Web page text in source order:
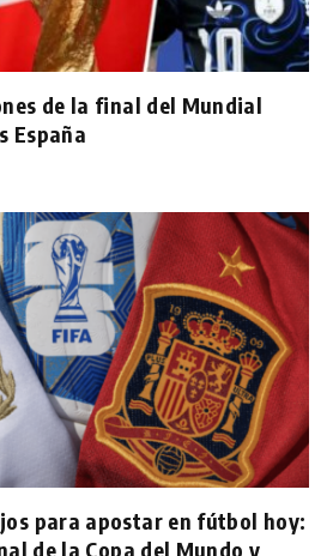
de la final del Mundial
España
para apostar en fútbol hoy:
de la Copa del Mundo y